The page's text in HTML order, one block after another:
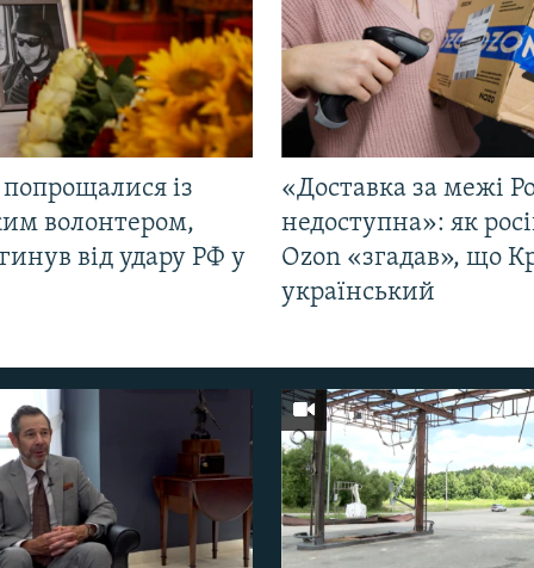
із
волонтером,
від удару РФ у
«Доставка за межі
недоступна»: як
Ozon «згадав», що
український